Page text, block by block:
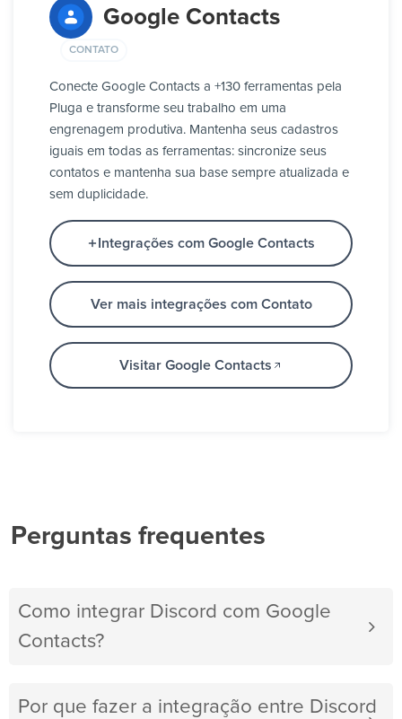
Google Contacts
CONTATO
Conecte Google Contacts a +130 ferramentas pela
Pluga e transforme seu trabalho em uma
engrenagem produtiva. Mantenha seus cadastros
iguais em todas as ferramentas: sincronize seus
contatos e mantenha sua base sempre atualizada e
sem duplicidade.
Integrações com Google Contacts
Ver mais integrações com Contato
Visitar Google Contacts
Perguntas frequentes
Como integrar Discord com Google
Contacts?
Por que fazer a integração entre Discord